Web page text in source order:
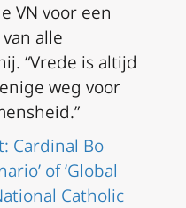
VN voor een
alle
“Vrede is altijd
weg voor
Cardinal Bo
of ‘Global
Catholic